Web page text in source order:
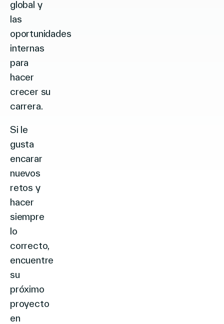
global y
las
oportunidades
internas
para
hacer
crecer su
carrera.
Si le
gusta
encarar
nuevos
retos y
hacer
siempre
lo
correcto,
encuentre
su
próximo
proyecto
en